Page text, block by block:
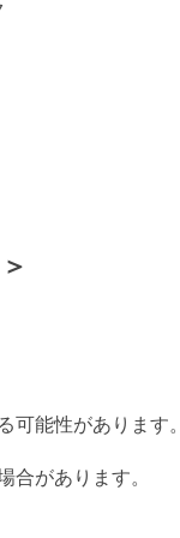
可能性があります。
合があります。